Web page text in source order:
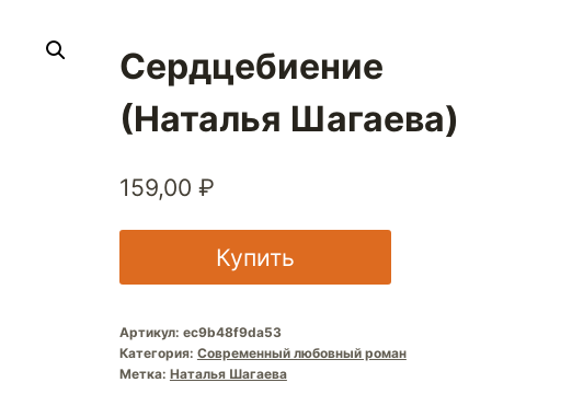
Сердцебиение
(Наталья Шагаева)
159,00 ₽
Купить
Артикул: ec9b48f9da53
Категория: Современный любовный роман
Метка: Наталья Шагаева